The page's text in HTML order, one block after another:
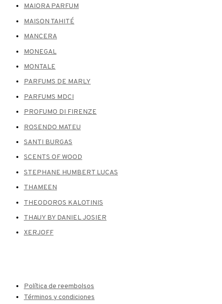
MAIORA PARFUM
MAISON TAHITÉ
MANCERA
MONEGAL
MONTALE
PARFUMS DE MARLY
PARFUMS MDCI
PROFUMO DI FIRENZE
ROSENDO MATEU
SANTI BURGAS
SCENTS OF WOOD
STEPHANE HUMBERT LUCAS
THAMEEN
THEODOROS KALOTINIS
THAUY BY DANIEL JOSIER
XERJOFF
Política de reembolsos
Términos y condiciones